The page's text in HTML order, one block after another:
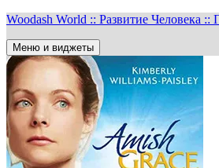
Перейти
содержимому
Woodash World :: Развитие Человека ::
Меню и виджеты